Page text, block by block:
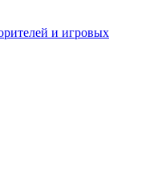
и игровых